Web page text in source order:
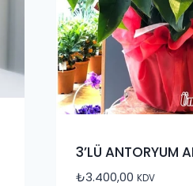
3’LÜ ANTORYUM
₺3.400,00 KDV